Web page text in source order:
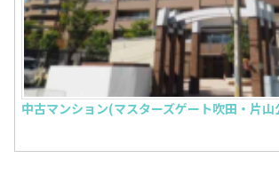
中古マンション(マスターズゲート吹田・片山